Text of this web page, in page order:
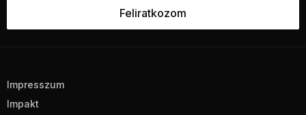
Impresszum
Impakt